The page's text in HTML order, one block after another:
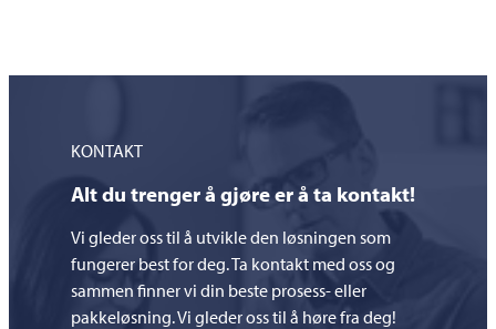
KONTAKT
Alt du trenger å gjøre er å ta kontakt!
Vi gleder oss til å utvikle den løsningen som
fungerer best for deg. Ta kontakt med oss og
sammen finner vi din beste prosess- eller
pakkeløsning. Vi gleder oss til å høre fra deg!